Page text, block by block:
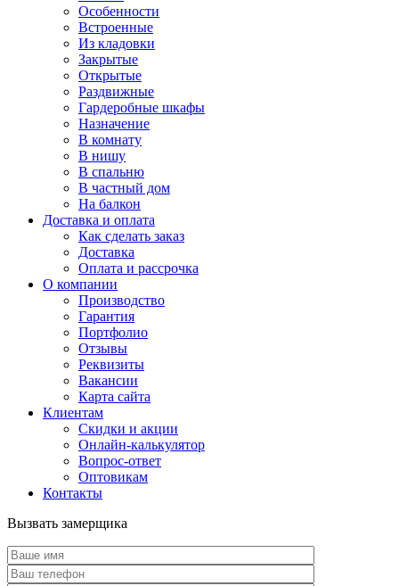
Особенности
Встроенные
Из кладовки
Закрытые
Открытые
Раздвижные
Гардеробные шкафы
Назначение
В комнату
В нишу
В спальню
В частный дом
На балкон
Доставка и оплата
Как сделать заказ
Доставка
Оплата и рассрочка
О компании
Производство
Гарантия
Портфолио
Отзывы
Реквизиты
Вакансии
Карта сайта
Клиентам
Скидки и акции
Онлайн-калькулятор
Вопрос-ответ
Оптовикам
Контакты
Вызвать замерщика